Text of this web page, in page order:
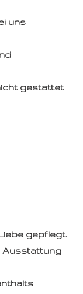
uns
gestattet
gepflegt.
Ausstattung